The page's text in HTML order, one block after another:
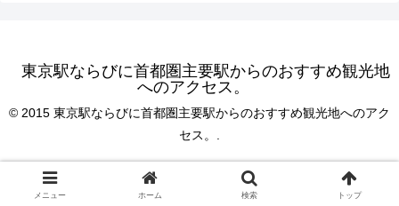
東京駅ならびに首都圏主要駅からのおすすめ観光地
へのアクセス。
© 2015 東京駅ならびに首都圏主要駅からのおすすめ観光地へのアク
セス。.
メニュー ホーム 検索 トップ